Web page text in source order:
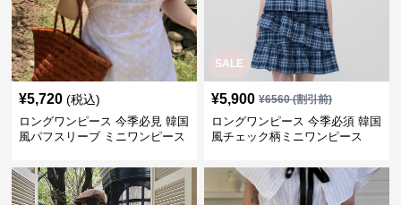
¥5,720 (税込)
ロングワンピース 今季必見 韓国
風パフスリーブ ミニワンピース
SALE
¥5,900 ¥6560(割引前)
ロングワンピース 今季必須 韓国
風チェック柄ミニワンピース